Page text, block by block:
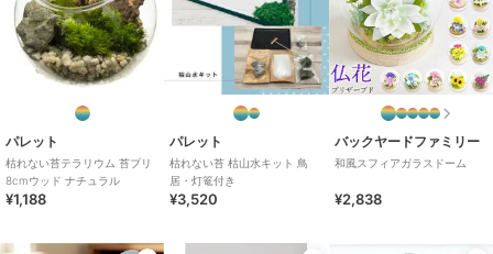
パレット
枯れない苔テラリウム 苔プリ
8cmウッド ナチュラル
¥1,188
パレット
枯れない苔 枯山水キット 鳥
居・灯篭付き
¥3,520
バックヤードファミリー
和風スフィアガラスドーム
¥2,838